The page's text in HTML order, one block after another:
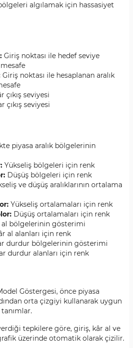
algılamak için hassasiyet
Giriş noktası ile hedef seviye
Giriş noktası ile hesaplanan aralık
çıkış seviyesi
çıkış seviyesi
piyasa aralık bölgelerinin
Yükseliş bölgeleri için renk
Düşüş bölgeleri için renk
ve düşüş aralıklarının ortalama
Yükseliş ortalamaları için renk
Düşüş ortalamaları için renk
al bölgelerinin gösterimi
al alanları için renk
durdur bölgelerinin gösterimi
durdur alanları için renk
Göstergesi, önce piyasa
orta çizgiyi kullanarak uygun
tanımlar.
tepkilere göre, giriş, kâr al ve
üzerinde otomatik olarak çizilir.